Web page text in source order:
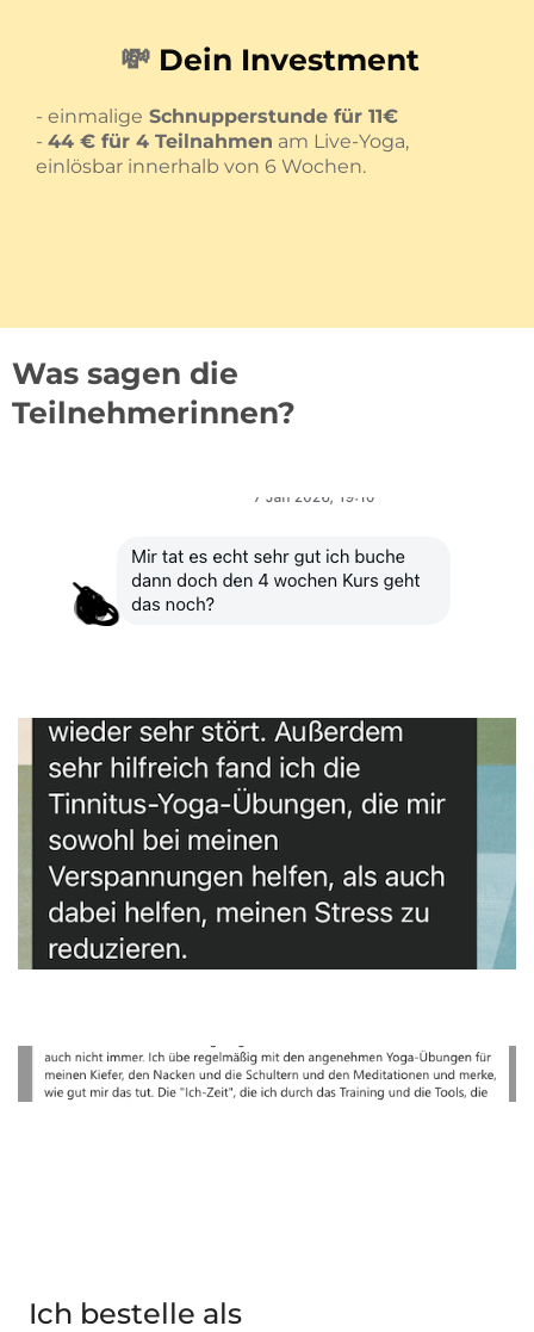
💸 Dein Investment
- einmalige Schnupperstunde für 11€
- 44 € für 4 Teilnahmen am Live-Yoga,
einlösbar innerhalb von 6 Wochen.
Was sagen die
Teilnehmerinnen?
Ich bestelle als